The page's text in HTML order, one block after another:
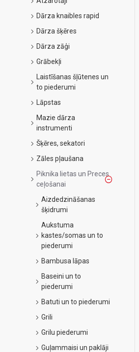
Dārza knaibles rapid
Dārza šķēres
Dārza zāģi
Grābekļi
Laistīšanas šļūtenes un
to piederumi
Lāpstas
Mazie dārza
instrumenti
Šķēres, sekatori
Zāles pļaušana
Piknika lietas un Preces
ceļošanai
Aizdedzināšanas
šķidrumi
Aukstuma
kastes/somas un to
piederumi
Bambusa lāpas
Baseini un to
piederumi
Batuti un to piederumi
Grili
Grilu piederumi
Guļammaisi un paklāji